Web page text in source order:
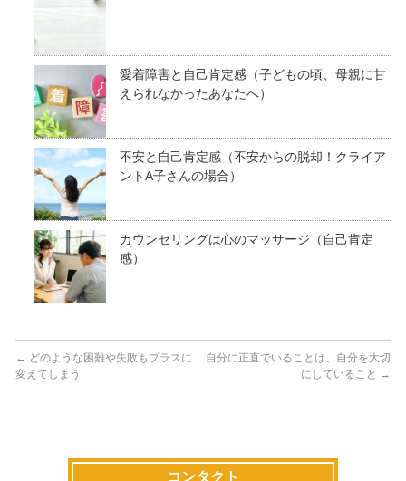
愛着障害と自己肯定感（子どもの頃、母親に甘
えられなかったあなたへ）
不安と自己肯定感（不安からの脱却！クライア
ントA子さんの場合）
カウンセリングは心のマッサージ（自己肯定
感）
← どのような困難や失敗もプラスに
変えてしまう
自分に正直でいることは、自分を大切
にしていること →
コンタクト